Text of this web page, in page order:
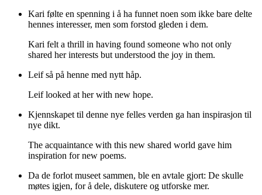
Kari følte en spenning i å ha funnet noen som ikke bare delte
hennes interesser, men som forstod gleden i dem.
Kari felt a thrill in having found someone who not only
shared her interests but understood the joy in them.
Leif så på henne med nytt håp.
Leif looked at her with new hope.
Kjennskapet til denne nye felles verden ga han inspirasjon til
nye dikt.
The acquaintance with this new shared world gave him
inspiration for new poems.
Da de forlot museet sammen, ble en avtale gjort: De skulle
møtes igjen, for å dele, diskutere og utforske mer.